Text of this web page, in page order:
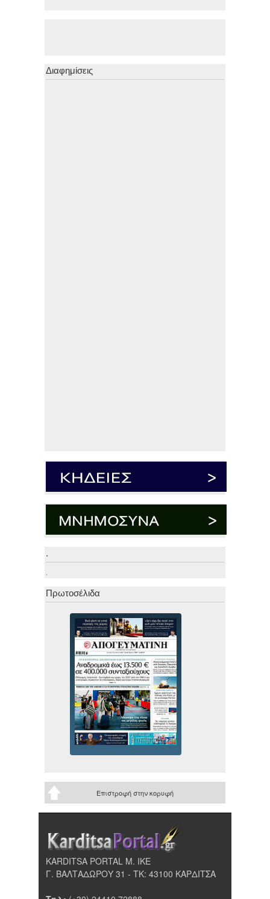
Διαφημίσεις
.
.
Πρωτοσέλιδα
Επιστροφή στην κορυφή
KARDITSA PORTAL Μ. ΙΚΕ
Γ. ΒΑΛΤΑΔΩΡΟΥ 31 - ΤΚ: 43100 ΚΑΡΔΙΤΣΑ